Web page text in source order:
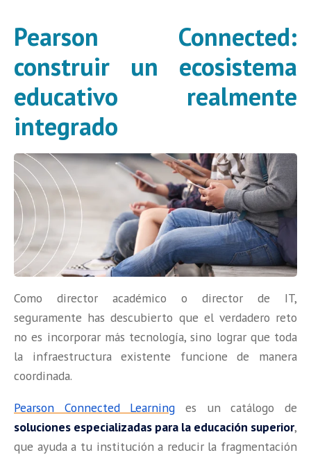
Pearson Connected:
construir un ecosistema
educativo realmente
integrado
Como director académico o director de IT,
seguramente has descubierto que el verdadero reto
no es incorporar más tecnología, sino lograr que toda
la infraestructura existente funcione de manera
coordinada.
Pearson Connected Learning es un catálogo de
soluciones especializadas para la educación superior,
que ayuda a tu institución a reducir la fragmentación